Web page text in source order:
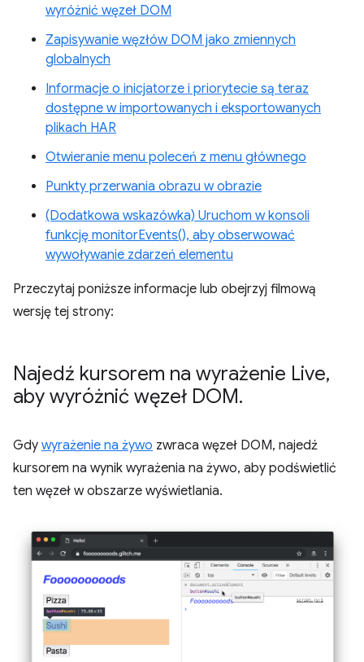
wyróżnić węzeł DOM
Zapisywanie węzłów DOM jako zmiennych
globalnych
Informacje o inicjatorze i priorytecie są teraz
dostępne w importowanych i eksportowanych
plikach HAR
Otwieranie menu poleceń z menu głównego
Punkty przerwania obrazu w obrazie
(Dodatkowa wskazówka) Uruchom w konsoli
funkcję monitorEvents(), aby obserwować
wywoływanie zdarzeń elementu
Przeczytaj poniższe informacje lub obejrzyj filmową
wersję tej strony:
Najedź kursorem na wyrażenie Live,
aby wyróżnić węzeł DOM.
Gdy wyrażenie na żywo zwraca węzeł DOM, najedź
kursorem na wynik wyrażenia na żywo, aby podświetlić
ten węzeł w obszarze wyświetlania.